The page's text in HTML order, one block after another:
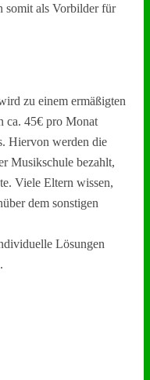
somit als Vorbilder für
zu einem ermäßigten
ca. 45€ pro Monat
Hiervon werden die
Musikschule bezahlt,
Viele Eltern wissen,
dem sonstigen
Lösungen